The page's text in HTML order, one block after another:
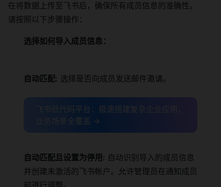
在将数据上传至飞书后，确保所有成员信息的准确性。
请按照以下步骤操作：
选择如何导入成员信息：
自动匹配: 选择是否向成员发送邮件邀请。
飞书低代码平台：极速搭建复杂企业应用，
业务场景全覆盖 →
自动匹配且设置为停用: 自动识别导入的成员信息
并创建未激活的飞书帐户。允许管理员在通知成员